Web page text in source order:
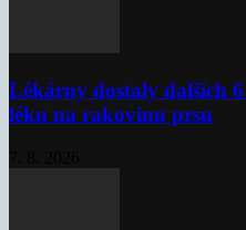
Lékárny dostaly dalších
léku na rakovinu prsu